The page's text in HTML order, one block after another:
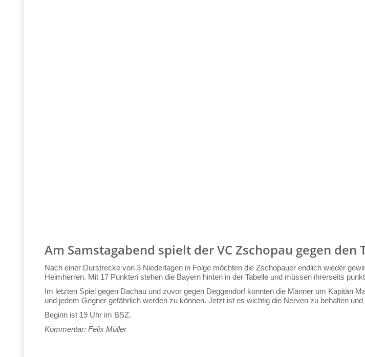
Am Samstagabend spielt der VC Zschopau gegen den
Nach einer Durstrecke von 3 Niederlagen in Folge möchten die Zschopauer endlich wieder
Heimherren. Mit 17 Punkten stehen die Bayern hinten in der Tabelle und müssen ihrerseits
Im letzten Spiel gegen Dachau und zuvor gegen Deggendorf konnten die Männer um Kapitän
und jedem Gegner gefährlich werden zu können. Jetzt ist es wichtig die Nerven zu behalten
Beginn ist 19 Uhr im BSZ.
Kommentar: Felix Müller